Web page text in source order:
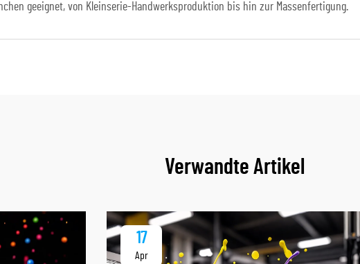
geeignet, von Kleinserie-Handwerksproduktion bis hin zur Massenfertigung.
Verwandte Artikel
17
Apr